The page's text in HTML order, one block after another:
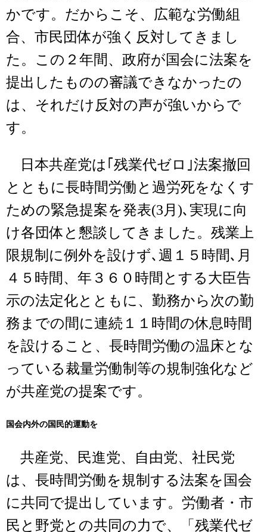
かです。だからこそ、広範な労働組
合、市民団体が強く反対してきまし
た。この２年間、政府が国会に法案を
提出したものの審議できなかったの
は、それだけ反対の声が強いからで
す。
日本共産党は｢残業代ゼロ｣法案撤回
とともに長時間労働と過労死をなくす
ための緊急提案を発表(3月)､実現に向
け各団体と懇談してきました。残業上
限規制に例外を設けず､週１５時間､月
４５時間、年３６０時間とする大臣告
示の法定化とともに、勤務から次の勤
務までの間に連続１１時間の休息時間
を設けること、長時間労働の温床とな
っている裁量労働制等の規制強化など
が共産党の提案です。
国会内外の国民的運動を
共産党、民進党、自由党、社民党
は、長時間労働を規制する法案を国会
に共同で提出しています。労働者・市
民と野党との共同の力で、「残業代ゼ